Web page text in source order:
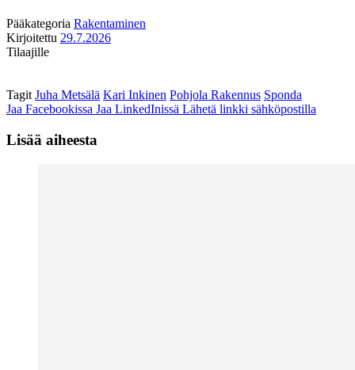
Pääkategoria Rakentaminen
Kirjoitettu 29.7.2026
Tilaajille
Tagit Juha Metsälä Kari Inkinen Pohjola Rakennus Sponda
Jaa Facebookissa Jaa LinkedInissä Lähetä linkki sähköpostilla
Lisää aiheesta